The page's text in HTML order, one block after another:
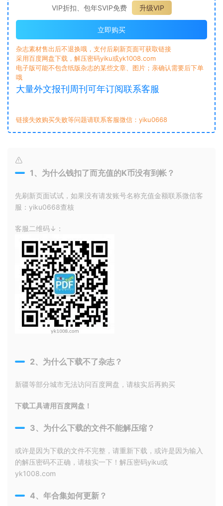
VIP折扣、包年SVIP免费
升级VIP
立即购买
杂志素材售出后不退换哦，支付后刷新页面可获取链接
采用百度网盘下载，解压密码yiku或yk1008.com
电子版可能不包含纸版杂志的某些文章、图片；亲确认需要后下单
哦
大量外文报刊周刊可年订阅联系客服
链接失效购买失败等问题请联系客服微信：yiku0668
1、为什么钱扣了而充值的K币没有到帐？
先刷新页面试试，如果没有请发账号名称充值金额联系微信客
服：yiku0668查核
客服二维码↓：
2、为什么下载不了杂志？
新疆等部分城市无法访问百度网盘，请核实后再购买
下载工具请用百度网盘！
3、为什么下载的文件不能解压缩？
或许是因为下载的文件不完整，请重新下载，或许是因为输入
的解压密码不正确，请核实一下！解压密码yiku或
yk1008.com
4、年合集如何更新？